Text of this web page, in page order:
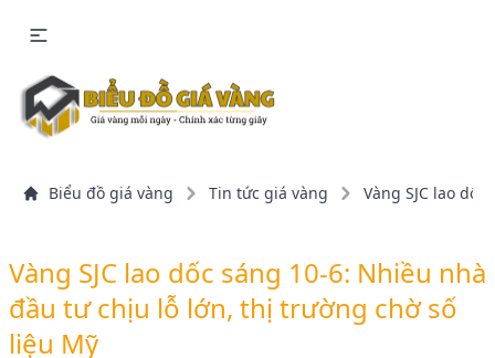
Biểu đồ giá vàng Tin tức giá vàng Vàng SJC lao
Vàng SJC lao dốc sáng 10-6: Nhiều nhà
đầu tư chịu lỗ lớn, thị trường chờ số
liệu Mỹ